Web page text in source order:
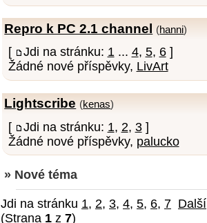
Repro k PC 2.1 channel (hanni)
[ Jdi na stránku: 1... 4, 5, 6]
Žádné nové příspěvky, LivArt
Lightscribe (kenas)
[ Jdi na stránku: 1, 2, 3]
Žádné nové příspěvky, palucko
» Nové téma
Jdi na stránku 1, 2, 3, 4, 5, 6, 7 Další
(Strana 1 z 7)